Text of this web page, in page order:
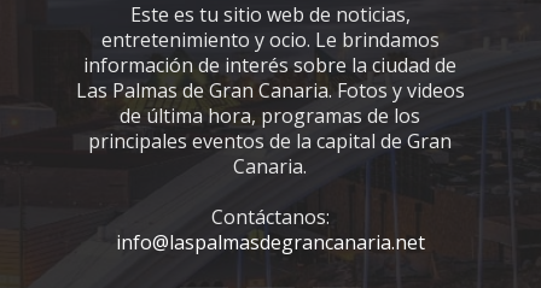
Este es tu sitio web de noticias,
entretenimiento y ocio. Le brindamos
información de interés sobre la ciudad de
Las Palmas de Gran Canaria. Fotos y videos
de última hora, programas de los
principales eventos de la capital de Gran
Canaria.
Contáctanos:
info@laspalmasdegrancanaria.net